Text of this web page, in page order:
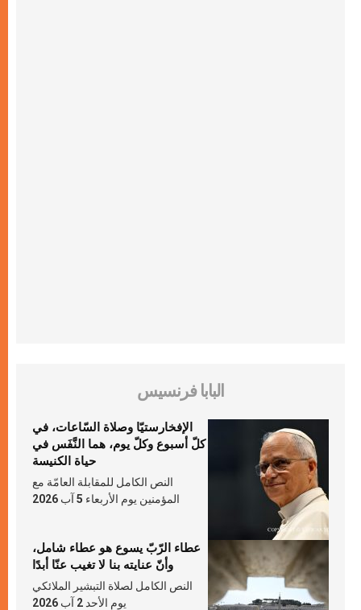
البابا فرنسيس
الإفخارستيّا وصلاة السّاعات، في
كلّ أسبوع وكلّ يوم، هما النَّفَس في
حياة الكنيسة
النص الكامل للمقابلة العامّة مع
المؤمنين يوم الأربعاء 5 آب 2026
عطاء الرّبّ يسوع هو عطاء شامل،
وأنّ عنايته بنا لا تغيب عنّا أبدًا
النص الكامل لصلاة التبشير الملائكي
يوم الأحد 2 آب 2026